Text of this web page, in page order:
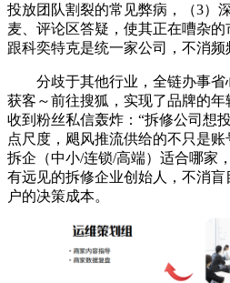
投放团队割裂的常见弊病，（3）
麦、评论区答疑，使其正在嘈杂
跟科奕特克是统一家公司，不消频
分歧于其他行业，全链办事省
获客～前往搜狐，实现了品牌的
收到粉丝私信轰炸：“拆修公司想
点尺度，飓风推流供给的不只是
拆企（中小/连锁/高端）适合哪家
有远见的拆修企业创始人，不消
户的决策成本。